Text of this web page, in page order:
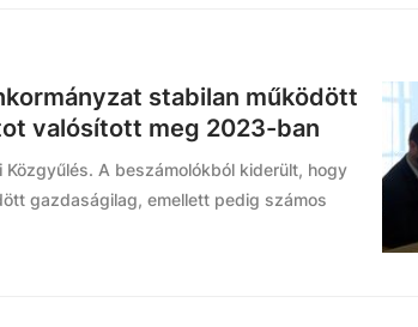
stabilan működött
valósított meg 2023-ban
A beszámolókból kiderült, hogy
gazdaságilag, emellett pedig számos